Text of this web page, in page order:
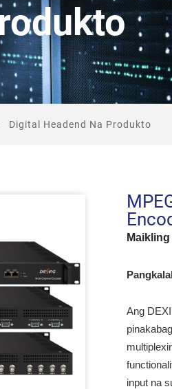
Digital Headend Na Produkto
Ang
input na